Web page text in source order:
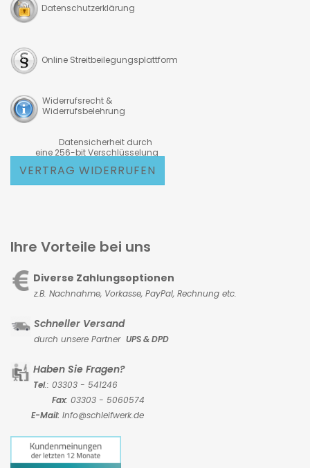
Datenschutzerklärung
Online Streitbeilegungsplattform
Widerrufsrecht &
Widerrufsbelehrung
Datensicherheit durch
eine 256-bit Verschlüsselung
VERTRAG WIDERRUFEN
Ihre Vorteile bei uns
Diverse Zahlungsoptionen
z.B. Nachnahme, Vorkasse, PayPal, Rechnung etc.
Schneller Versand
durch unsere Partner UPS & DPD
Haben Sie Fragen?
Tel.: 03303 - 541246
Fax: 03303 - 5060574
E-Mail: Info@schleifwerk.de